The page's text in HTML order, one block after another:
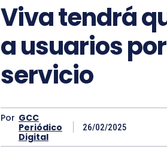
Viva tendrá
a usuarios
servicio
Por GCC
Periódico
Digital
26/02/2025